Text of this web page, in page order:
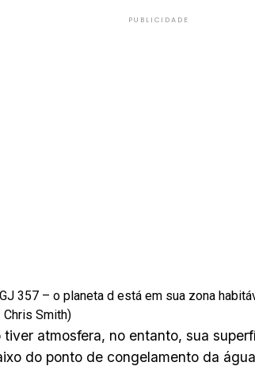
PUBLICIDADE
357 – o planeta d está em sua zona
Chris Smith)
tiver atmosfera, no entanto, sua
do ponto de congelamento da